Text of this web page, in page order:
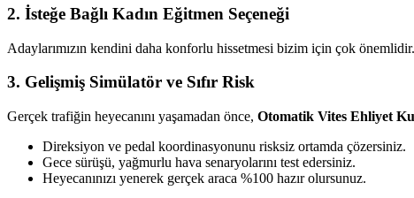
2. İsteğe Bağlı Kadın Eğitmen Seçeneği
Adaylarımızın kendini daha konforlu hissetmesi bizim için çok
3. Gelişmiş Simülatör ve Sıfır Risk
Gerçek trafiğin heyecanını yaşamadan önce, Otomatik Vites Ehliyet
Direksiyon ve pedal koordinasyonunu risksiz ortamda çözersiniz.
Gece sürüşü, yağmurlu hava senaryolarını test edersiniz.
Heyecanınızı yenerek gerçek araca %100 hazır olursunuz.